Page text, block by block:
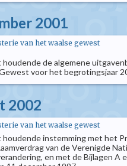
2001
van het waalse gewest
houdende de algemene
voor het begrotingsjaar
2002
van het waalse gewest
houdende instemming met het
van de Verenigde
en met de Bijlagen A